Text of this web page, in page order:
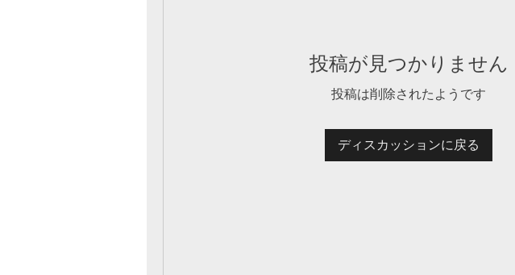
投稿が見つかりません
投稿は削除されたようです
ディスカッションに戻る